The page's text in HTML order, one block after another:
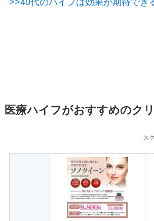
医療ハイフがおすすめのク